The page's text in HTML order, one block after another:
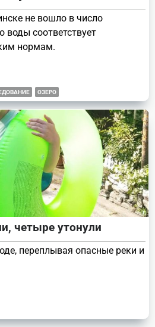
не вошло в число
воды соответствует
нормам.
ОЗЕРО
четыре утонули
переплывая опасные реки и